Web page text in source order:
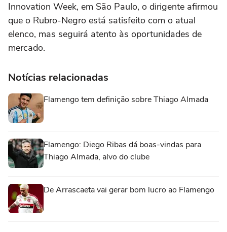
Innovation Week, em São Paulo, o dirigente afirmou
que o Rubro-Negro está satisfeito com o atual
elenco, mas seguirá atento às oportunidades de
mercado.
Notícias relacionadas
Flamengo tem definição sobre Thiago Almada
Flamengo: Diego Ribas dá boas-vindas para
Thiago Almada, alvo do clube
De Arrascaeta vai gerar bom lucro ao Flamengo